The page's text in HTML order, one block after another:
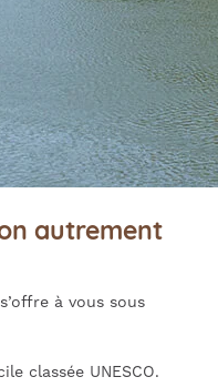
autrement
à vous sous
classée UNESCO.